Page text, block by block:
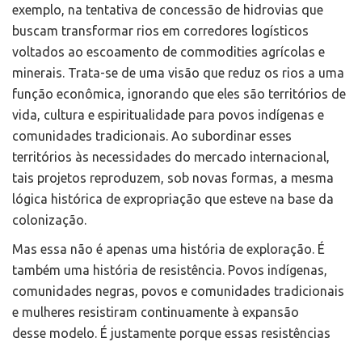
exemplo, na tentativa de concessão de hidrovias que
buscam transformar rios em corredores logísticos
voltados ao escoamento de commodities agrícolas e
minerais. Trata-se de uma visão que reduz os rios a uma
função econômica, ignorando que eles são territórios de
vida, cultura e espiritualidade para povos indígenas e
comunidades tradicionais. Ao subordinar esses
territórios às necessidades do mercado internacional,
tais projetos reproduzem, sob novas formas, a mesma
lógica histórica de expropriação que esteve na base da
colonização.
Mas essa não é apenas uma história de exploração. É
também uma história de resistência. Povos indígenas,
comunidades negras, povos e comunidades tradicionais
e mulheres resistiram continuamente à expansão
desse modelo. É justamente porque essas resistências